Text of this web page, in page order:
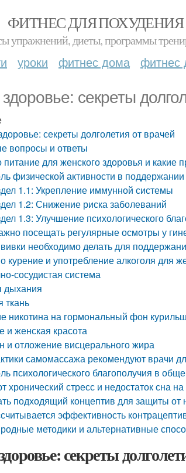
ФИТНЕС ДЛЯ ПОХУДЕНИЯ
упражнений, диеты, программы
уроки фитнес дома фитнес
секреты
секреты долголетия от врачей
вопросы и ответы
питание для женского здоровья и какие
физической активности в
1.1: Укрепление иммунной системы
1.2: Снижение риска заболеваний
1.3: Улучшение психологического
посещать регулярные осмотры у
необходимо делать для
курение и употребление алкоголя для
сосудистая система
дыхания
ткань
никотина на гормональный фон
и женская красота
и отложение висцерального жира
самомассажа рекомендуют врачи
психологического благополучия в
хронический стресс и недостаток сна
подходящий концептив для защиты
эффективность
методики и альтернативные
секреты